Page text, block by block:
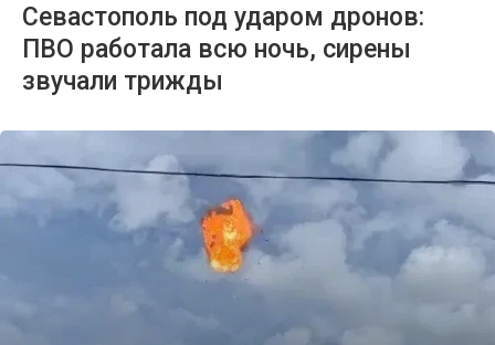
Севастополь под ударом дронов:
ПВО работала всю ночь, сирены
звучали трижды